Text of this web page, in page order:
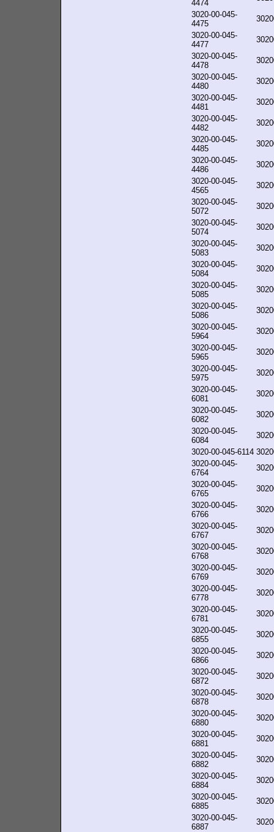
4474
3020-00-045-
4475
3020-00-045-
4477
3020-00-045-
4478
3020-00-045-
4480
3020-00-045-
4481
3020-00-045-
4482
3020-00-045-
4485
3020-00-045-
4486
3020-00-045-
4565
3020-00-045-
5072
3020-00-045-
5074
3020-00-045-
5083
3020-00-045-
5084
3020-00-045-
5085
3020-00-045-
5086
3020-00-045-
5964
3020-00-045-
5965
3020-00-045-
5975
3020-00-045-
6081
3020-00-045-
6082
3020-00-045-
6084
3020-00-045-6114
3020-00-045-
6764
3020-00-045-
6765
3020-00-045-
6766
3020-00-045-
6767
3020-00-045-
6768
3020-00-045-
6769
3020-00-045-
6778
3020-00-045-
6781
3020-00-045-
6855
3020-00-045-
6866
3020-00-045-
6872
3020-00-045-
6878
3020-00-045-
6880
3020-00-045-
6881
3020-00-045-
6882
3020-00-045-
6884
3020-00-045-
6885
3020-00-045-
6887